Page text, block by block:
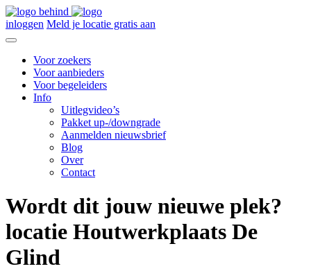
inloggen Meld je locatie gratis aan
Voor zoekers
Voor aanbieders
Voor begeleiders
Info
Uitlegvideo’s
Pakket up-/downgrade
Aanmelden nieuwsbrief
Blog
Over
Contact
Wordt dit jouw nieuwe plek?
locatie Houtwerkplaats De
Glind